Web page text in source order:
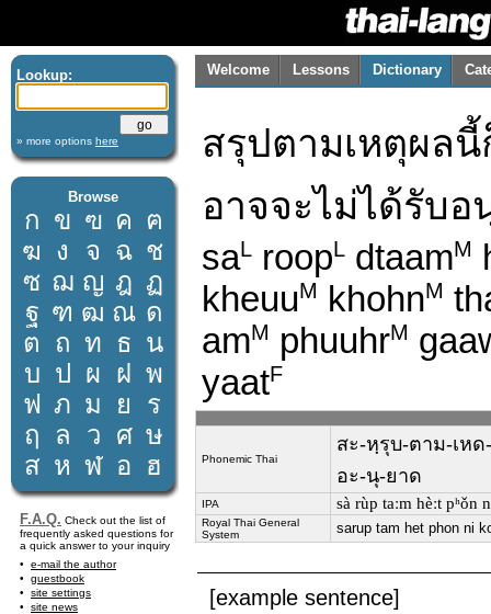
Lookup:
» more options here
Browse
ก ข ฃ ค ฅ
ฆ ง จ ฉ ช
ซ ฌ ญ ฎ ฏ
ฐ ฑ ฒ ณ ด
ต ถ ท ธ น
บ ป ผ ฝ พ
ฟ ภ ม ย
ร
ฤ
ล ว ศ ษ
ส ห ฬ อ ฮ
F.A.Q. Check out the list of
frequently asked questions for
a quick answer to your inquiry
e-mail the author
guestbook
site settings
site news
Welcome Lessons Dictionary
สรุปตามเหตุผล
อาจจะไม่ได้รับ
saL roopL dtaamM
kheuuM khohnM
amM phuuhrM
yaatF
Phonemic Thai
สะ-หฺรุบ-ตาม-เห
อะ-นุ-ยาด
IPA sà rùp taːm hèːt pʰǒn
Royal Thai General
System
sarup tam het phon ni
[example sentence]